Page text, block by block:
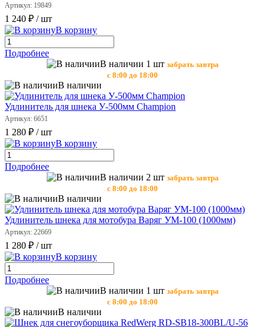
Артикул: 19849
1 240 ₽ / шт
В корзину
Подробнее
В наличии 1 шт забрать завтра
с 8:00 до 18:00
В наличии
Удлинитель для шнека У-500мм Champion
Артикул: 6651
1 280 ₽ / шт
В корзину
Подробнее
В наличии 2 шт забрать завтра
с 8:00 до 18:00
В наличии
Удлинитель шнека для мотобура Варяг УМ-100 (1000мм)
Артикул: 22669
1 280 ₽ / шт
В корзину
Подробнее
В наличии 1 шт забрать завтра
с 8:00 до 18:00
В наличии